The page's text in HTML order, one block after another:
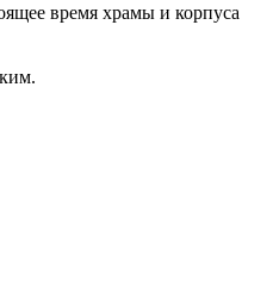
время храмы и корпуса